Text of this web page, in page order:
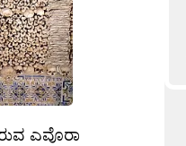
ಎವೊರಾ